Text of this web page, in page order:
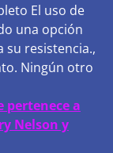
El uso de
una opción
resistencia.,
Ningún otro
pertenece a
Nelson y